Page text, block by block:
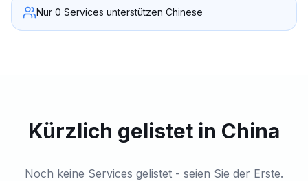
Nur 0 Services unterstützen Chinese
Kürzlich gelistet in China
Noch keine Services gelistet - seien Sie der Erste.